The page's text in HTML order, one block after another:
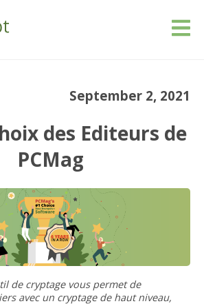
September 2, 2021
des Editeurs de
PCMag
de cryptage vous permet de
avec un cryptage de haut niveau,